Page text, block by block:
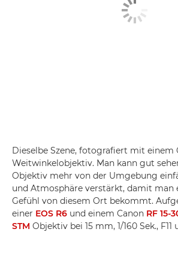
Dieselbe Szene, fotografiert mit einem
Weitwinkelobjektiv. Man kann gut
Objektiv mehr von der Umgebung
und Atmosphäre verstärkt, damit man
Gefühl von diesem Ort bekommt.
einer EOS R6 und einem Canon RF 15-
STM Objektiv bei 15 mm, 1/160 Sek., F11